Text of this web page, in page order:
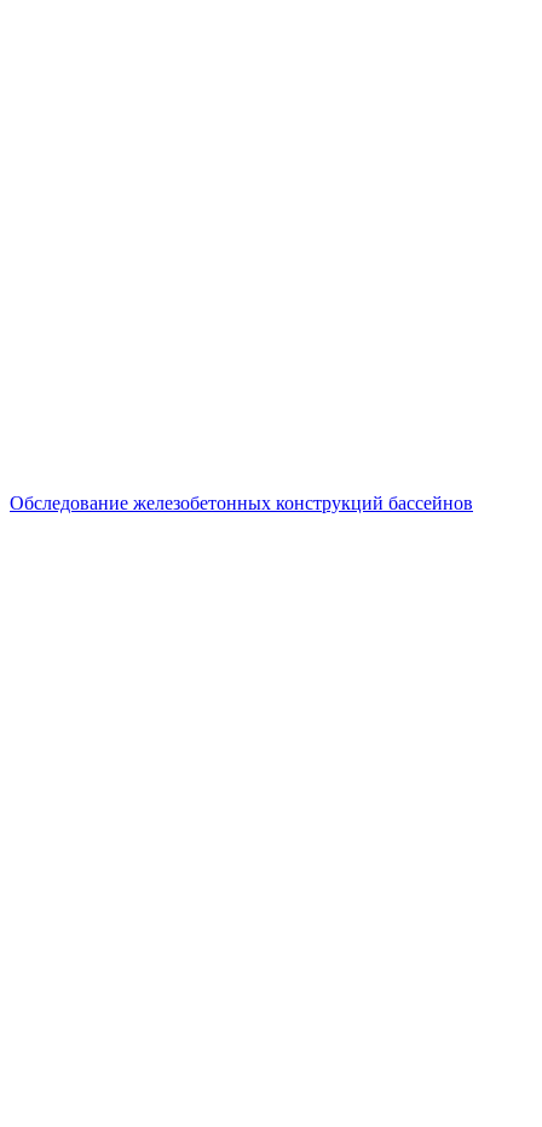
Обследование железобетонных конструкций бассейнов